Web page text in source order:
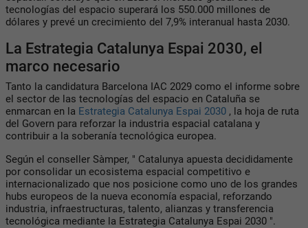
tecnologías del espacio superará los 550.000 millones de
dólares y prevé un crecimiento del 7,9% interanual hasta 2030.
La Estrategia Catalunya Espai 2030, el
marco necesario
Tanto la candidatura Barcelona IAC 2029 como el informe sobre
el sector de las tecnologías del espacio en Cataluña se
enmarcan en la Estrategia Catalunya Espai 2030 , la hoja de ruta
del Govern para reforzar la industria espacial catalana y
contribuir a la soberanía tecnológica europea.
Según el conseller Sàmper, " Catalunya apuesta decididamente
por consolidar un ecosistema espacial competitivo e
internacionalizado que nos posicione como uno de los grandes
hubs europeos de la nueva economía espacial, reforzando
industria, infraestructuras, talento, alianzas y transferencia
tecnológica mediante la Estrategia Catalunya Espai 2030 ".